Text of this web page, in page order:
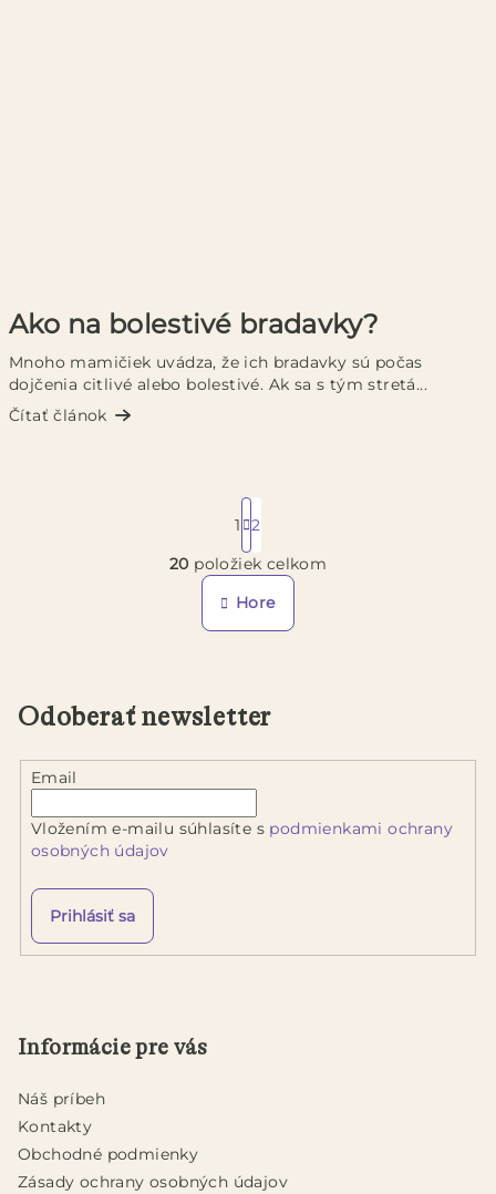
Ako na bolestivé bradavky?
Mnoho mamičiek uvádza, že ich bradavky sú počas
dojčenia citlivé alebo bolestivé. Ak sa s tým stretá...
Čítať článok
O
v
l
c
r
ý
S
t
r
á
n
k
o
i
1
2
20 položiek celkom
Hore
Odoberať newsletter
Email
Vložením e-mailu súhlasíte s podmienkami ochrany
osobných údajov
Prihlásiť sa
Informácie pre vás
Náš príbeh
Kontakty
Obchodné podmienky
Zásady ochrany osobných údajov